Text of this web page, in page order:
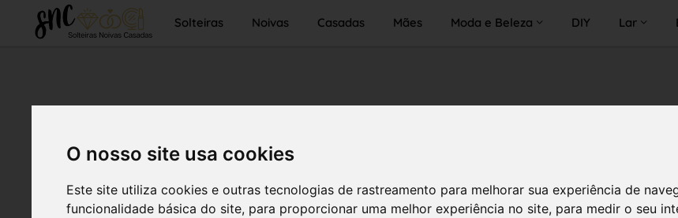
O nosso site usa cookies
Este site utiliza cookies e outras tecnologias de rastreamento para melhorar sua experiência de
funcionalidade básica do site, para proporcionar uma melhor experiência no site, para medir o seu
Solteiras Noivas Casadas Mães Moda e Beleza DIY Lar